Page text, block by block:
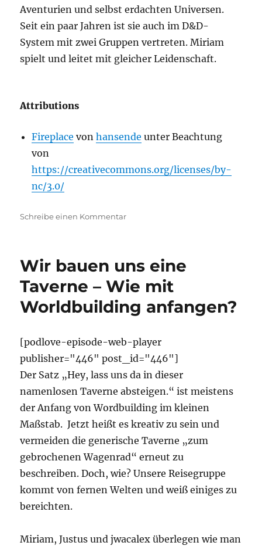
Aventurien und selbst erdachten Universen.
Seit ein paar Jahren ist sie auch im D&D-
System mit zwei Gruppen vertreten. Miriam
spielt und leitet mit gleicher Leidenschaft.
Attributions
Fireplace vonhansende unter Beachtung
von
https://creativecommons.org/licenses/by-
nc/3.0/
Schreibe einen Kommentarzu
Weiten
Wir bauen uns eine
Taverne – Wie mit
Worldbuilding anfangen?
[podlove-episode-web-player
publisher="446" post_id="446"]
Der Satz „Hey, lass uns da in dieser
namenlosen Taverne absteigen.“ ist meistens
der Anfang von Wordbuilding im kleinen
Maßstab. Jetzt heißt es kreativ zu sein und
vermeiden die generische Taverne „zum
gebrochenen Wagenrad“ erneut zu
beschreiben. Doch, wie? Unsere Reisegruppe
kommt von fernen Welten und weiß einiges zu
bereichten.
Miriam, Justus und jwacalex überlegen wie man